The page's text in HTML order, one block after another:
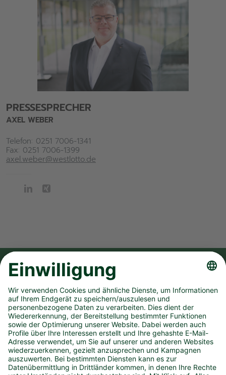
PRESSESPRECHER
AXEL WEBER
Telefon: 0251 7006-1341
Fax: 0251 7006-1399
axel.weber@westlotto.de
FOLGE UNS AUF
UNSER UNTERNEHMEN
SPIELANGEBOT
PRESSEMATERIAL
KONTAKT